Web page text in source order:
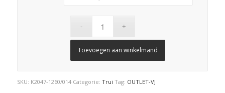
Toevoegen aan winkelmand
SKU: K2047-1260/014 Categorie: Trui Tag: OUTLET-VJ